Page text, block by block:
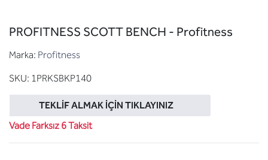
PROFITNESS SCOTT BENCH - Profitness
Marka: Profitness
SKU: 1PRKSBKP140
TEKLIF ALMAK İÇIN TIKLAYINIZ
Vade Farksız 6 Taksit